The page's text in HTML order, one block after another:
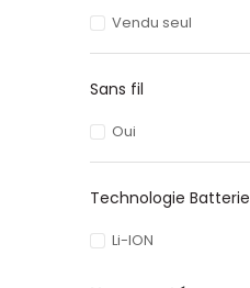
Vendu seul
Sans fil
Oui
Technologie Batterie
Li-ION